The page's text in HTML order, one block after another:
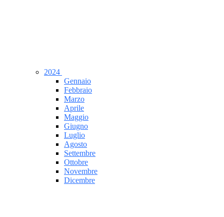
2024
Gennaio
Febbraio
Marzo
Aprile
Maggio
Giugno
Luglio
Agosto
Settembre
Ottobre
Novembre
Dicembre